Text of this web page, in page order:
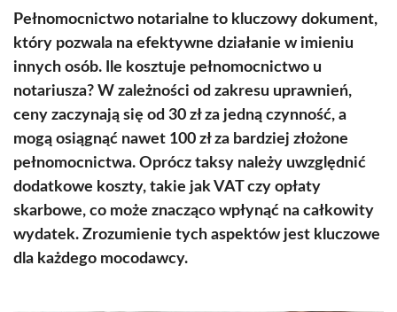
Pełnomocnictwo notarialne to kluczowy dokument,
który pozwala na efektywne działanie w imieniu
innych osób. Ile kosztuje pełnomocnictwo u
notariusza? W zależności od zakresu uprawnień,
ceny zaczynają się od 30 zł za jedną czynność, a
mogą osiągnąć nawet 100 zł za bardziej złożone
pełnomocnictwa. Oprócz taksy należy uwzględnić
dodatkowe koszty, takie jak VAT czy opłaty
skarbowe, co może znacząco wpłynąć na całkowity
wydatek. Zrozumienie tych aspektów jest kluczowe
dla każdego mocodawcy.